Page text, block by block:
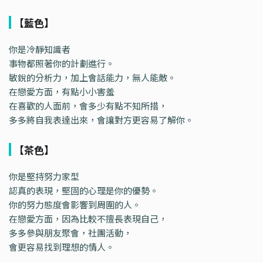
【藍色】
你是冷靜知識者
事物都照著你的計劃進行。
敏銳的分析力，加上會話能力，無人能敵。
在戀愛方面，有點小小害羞
在喜歡的人面前，會多少有點不知所措，
多多將自我表達出來，會讓對方更容易了解你。
【茶色】
你是堅持努力家型
認真的表現，堅固的心理是你的優勢。
你的努力態度會影響到周圍的人。
在戀愛方面，因為比較不擅長表現自己，
多多參與朋友聚會，社團活動，
會更容易找到理想的情人。